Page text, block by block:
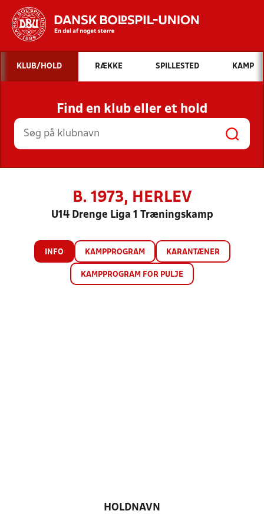
Hvad vil du søge efter?
INDHOLD OG NYHEDER
STILLINGER, RESULTATER, KLUBBER OG
HOLD
KLUB/HOLD RÆKKE SPILLESTED KAMP
Find en klub eller et hold
B. 1973, HERLEV
U14 Drenge Liga 1 Træningskamp
INFO KAMPPROGRAM KARANTÆNER
KAMPPROGRAM FOR PULJE
HOLDNAVN